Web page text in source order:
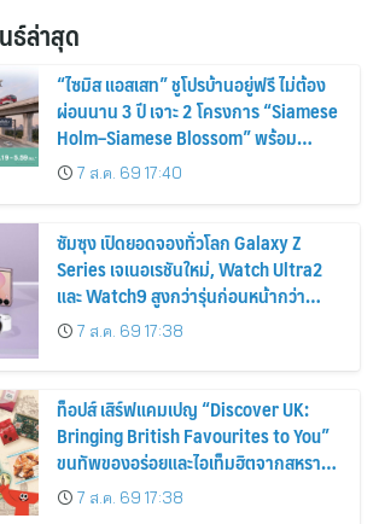
ธ์ล่าสุด
“ไซมิส แอสเสท” ชูโปรบ้านอยู่ฟรี ไม่ต้อง
ผ่อนนาน 3 ปี เจาะ 2 โครงการ “Siamese
Holm–Siamese Blossom” พร้อม
ส่วนลดและสิทธิพิเศษถึง 31 สิงหาคม
2569
7 ส.ค. 69 17:40
ซัมซุง เปิดยอดจองทั่วโลก Galaxy Z
Series เจเนอเรชันใหม่, Watch Ultra2
และ Watch9 สูงกว่ารุ่นก่อนหน้ากว่า
30%7 ส.ค. 69 17:38
ท็อปส์ เสิร์ฟแคมเปญ “Discover UK:
Bringing British Favourites to You”
ขนทัพของอร่อยและไอเท็มฮิตจากสหราช
อาณาจักร ส่งตรงถึงมือตั้งแต่วันนี้ – 18
สิงหาคมนี้
7 ส.ค. 69 17:38